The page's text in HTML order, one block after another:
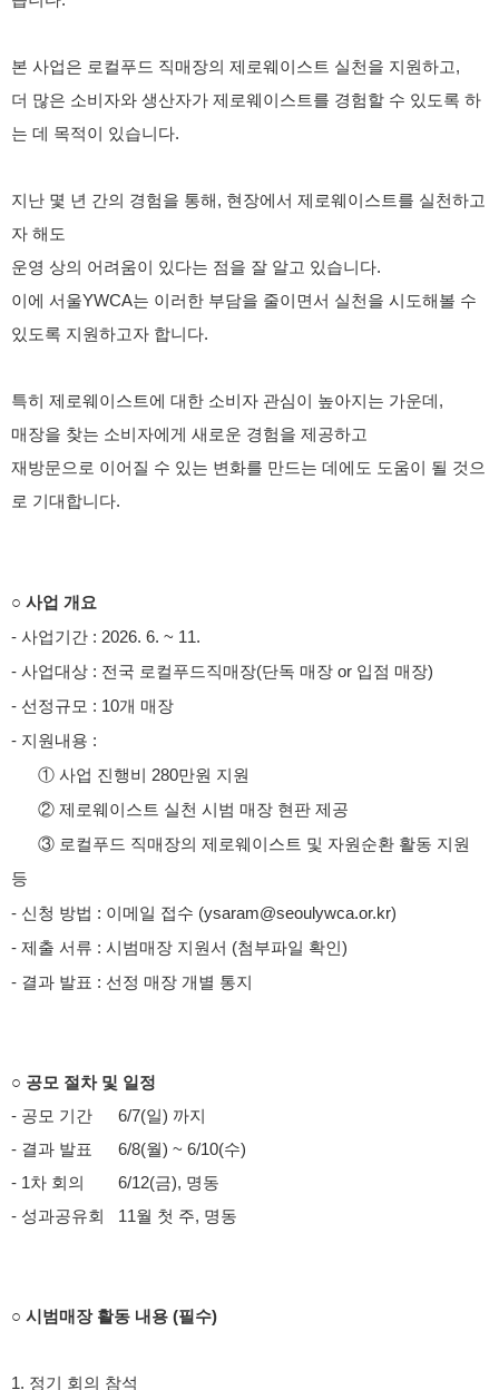
본 사업은 로컬푸드 직매장의 제로웨이스트 실천을 지원하고,
더 많은 소비자와 생산자가 제로웨이스트를 경험할 수 있도록 하
는 데 목적이 있습니다.
지난 몇 년 간의 경험을 통해, 현장에서 제로웨이스트를 실천하고
자 해도
운영 상의 어려움이 있다는 점을 잘 알고 있습니다.
이에 서울YWCA는 이러한 부담을 줄이면서 실천을 시도해볼 수
있도록 지원하고자 합니다.
특히 제로웨이스트에 대한 소비자 관심이 높아지는 가운데,
매장을 찾는 소비자에게 새로운 경험을 제공하고
재방문으로 이어질 수 있는 변화를 만드는 데에도 도움이 될 것으
로 기대합니다.
○ 사업 개요
- 사업기간 : 2026. 6. ~ 11.
- 사업대상 : 전국 로컬푸드직매장(단독 매장 or 입점 매장)
- 선정규모 : 10개 매장
- 지원내용 :
① 사업 진행비 280만원 지원
② 제로웨이스트 실천 시범 매장 현판 제공
③ 로컬푸드 직매장의 제로웨이스트 및 자원순환 활동 지원
등
- 신청 방법 : 이메일 접수 (ysaram@seoulywca.or.kr)
- 제출 서류 : 시범매장 지원서 (첨부파일 확인)
- 결과 발표 : 선정 매장 개별 통지
○ 공모 절차 및 일정
- 공모 기간
6/7(일) 까지
- 결과 발표
6/8(월) ~ 6/10(수)
- 1차 회의
6/12(금), 명동
- 성과공유회
11월 첫 주, 명동
○ 시범매장 활동 내용 (필수)
1. 정기 회의 참석